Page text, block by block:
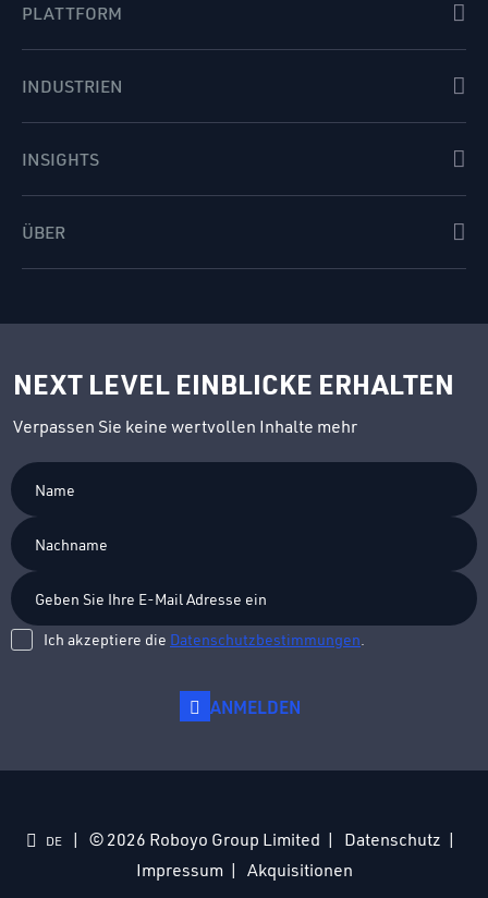
PLATTFORM
INDUSTRIEN
INSIGHTS
ÜBER
NEXT LEVEL EINBLICKE ERHALTEN
Verpassen Sie keine wertvollen Inhalte mehr
Ich akzeptiere die Datenschutzbestimmungen
ANMELDEN
DE © 2026 Roboyo Group Limited
Datenschutz
Impressum
Akquisitionen